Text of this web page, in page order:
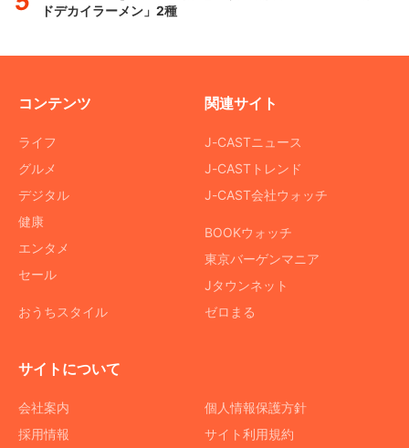
ドデカイラーメン」2種
コンテンツ
ライフ
グルメ
デジタル
健康
エンタメ
セール
おうちスタイル
関連サイト
J-CASTニュース
J-CASTトレンド
J-CAST会社ウォッチ
BOOKウォッチ
東京バーゲンマニア
Jタウンネット
ゼロまる
サイトについて
会社案内
採用情報
個人情報保護方針
サイト利用規約